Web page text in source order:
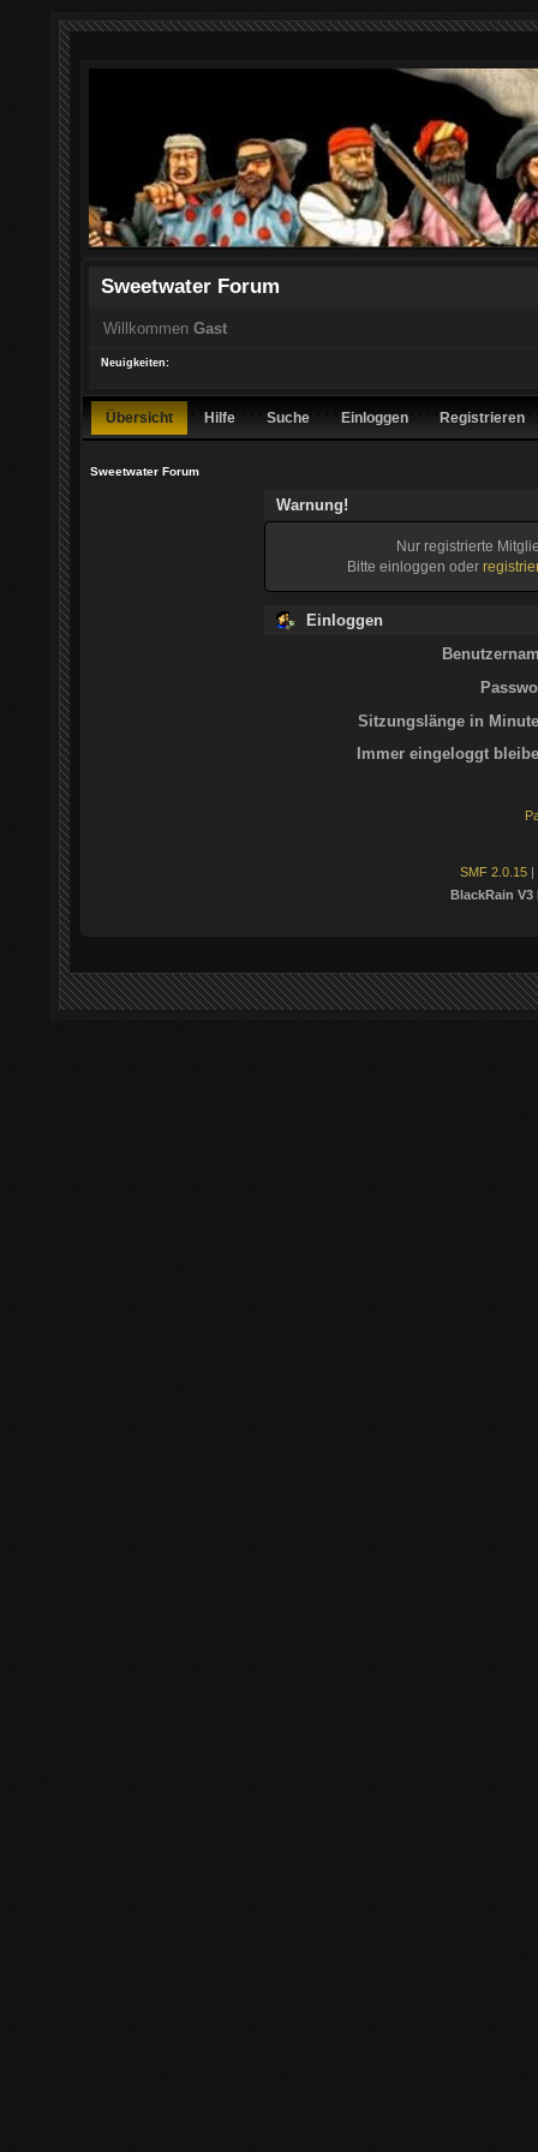
Sweetwater Forum
Willkommen Gast
Neuigkeiten:
Übersicht Hilfe Suche Einloggen Registrieren
Sweetwater Forum
Warnung!
Nur registrierte
Bitte einloggen oder
Einloggen
Sitzungslänge in
Immer eingeloggt
SMF 2.0.15 |
BlackRain V3